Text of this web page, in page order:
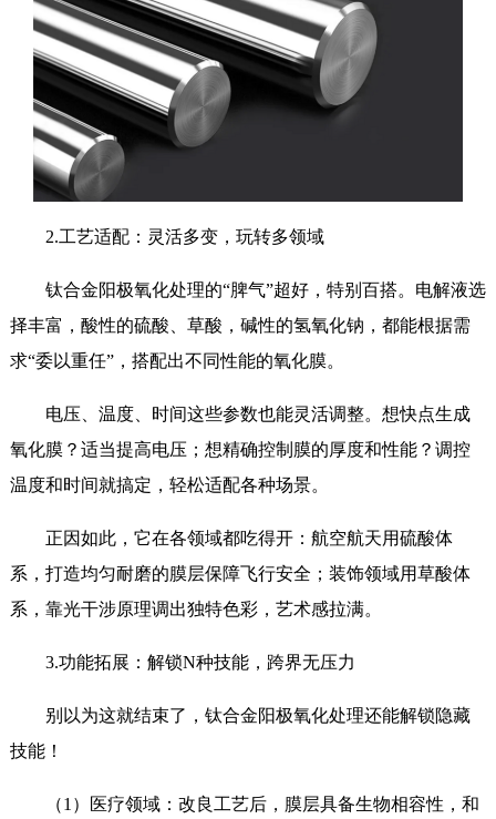
2.工艺适配：灵活多变，玩转多领域
钛合金阳极氧化处理的“脾气”超好，特别百搭。电解液选
择丰富，酸性的硫酸、草酸，碱性的氢氧化钠，都能根据需
求“委以重任”，搭配出不同性能的氧化膜。
电压、温度、时间这些参数也能灵活调整。想快点生成
氧化膜？适当提高电压；想精确控制膜的厚度和性能？调控
温度和时间就搞定，轻松适配各种场景。
正因如此，它在各领域都吃得开：航空航天用硫酸体
系，打造均匀耐磨的膜层保障飞行安全；装饰领域用草酸体
系，靠光干涉原理调出独特色彩，艺术感拉满。
3.功能拓展：解锁N种技能，跨界无压力
别以为这就结束了，钛合金阳极氧化处理还能解锁隐藏
技能！
（1）医疗领域：改良工艺后，膜层具备生物相容性，和